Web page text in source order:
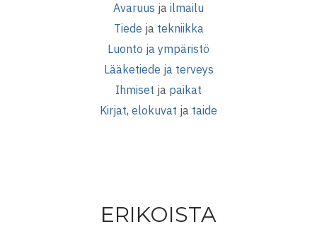
Avaruus ja ilmailu
Tiede ja tekniikka
Luonto ja ympäristö
Lääketiede ja terveys
Ihmiset ja paikat
Kirjat, elokuvat ja taide
ERIKOISTA